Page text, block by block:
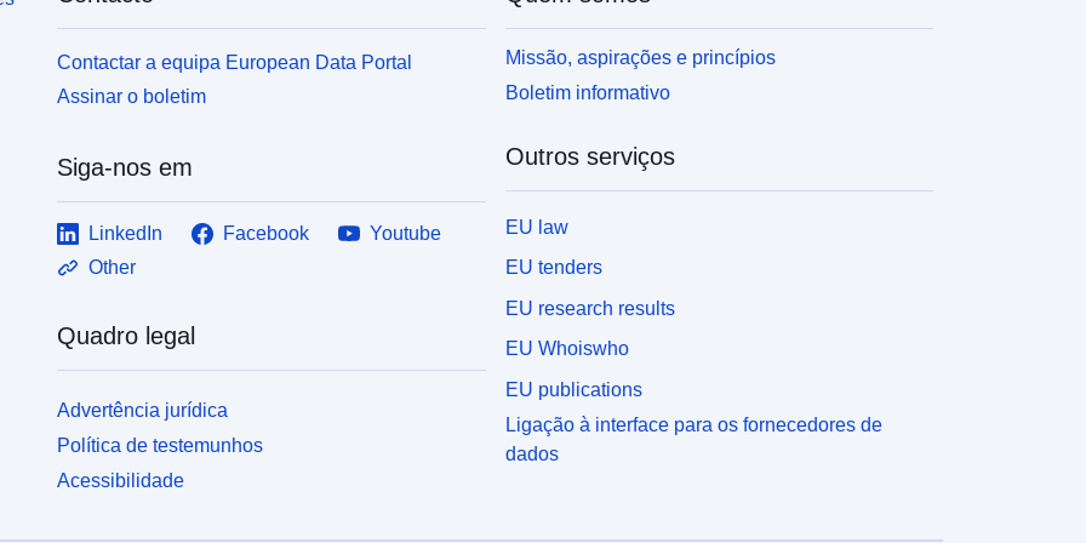
Emissões Atmosféricas 2010-2030 da Áustria»
apresenta projeções de emissões comunicadas no
âmbito da Convenção da UNECE sobre a Poluição
projeções para os poluentes atmosféricos NOx,
notável das emissões até 2030. Para o SO2, não
se preveem novas reduções significativas. Prevê-
2010. No caso do amoníaco, regista-se uma nova
diminuição das emissões em 2010, seguida de uma
com os valores-limite nacionais de emissão para
2010 revela a conformidade para os poluentes SO2,
NMVOC e NH3. De acordo com as projeções
Contactar a equipa European Data Portal
Assinar o boletim
Siga-nos em
LinkedIn Facebook
Youtube
Other
Quadro legal
Advertência jurídica
Política de testemunhos
Acessibilidade
Missão, aspirações e princípios
Boletim informativo
Outros serviços
EU law
EU tenders
EU research results
EU Whoiswho
EU publications
Ligação à interface para os fornecedores de
dados